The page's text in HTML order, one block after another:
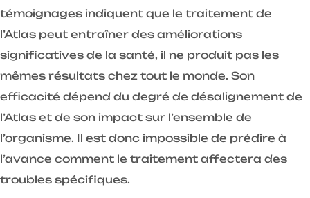
témoignages indiquent que le traitement de
l’Atlas peut entraîner des améliorations
significatives de la santé, il ne produit pas les
mêmes résultats chez tout le monde. Son
efficacité dépend du degré de désalignement de
l’Atlas et de son impact sur l’ensemble de
l’organisme. Il est donc impossible de prédire à
l’avance comment le traitement affectera des
troubles spécifiques.